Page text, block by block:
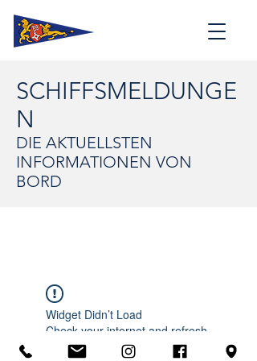
SCHIFFSMELDUNGE
N
DIE AKTUELLSTEN
INFORMATIONEN VON
BORD
Widget Didn’t Load
Check your internet and refresh
this page.